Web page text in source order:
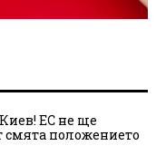
ЕС не ще
смята положението